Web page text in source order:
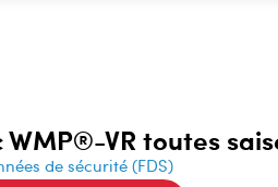
VR toutes
de sécurité (FDS)